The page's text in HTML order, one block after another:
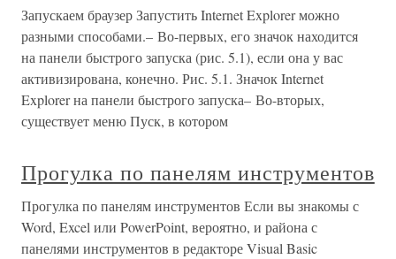
Запускаем браузер Запустить Internet Explorer можно
разными способами.– Во-первых, его значок находится
на панели быстрого запуска (рис. 5.1), если она у вас
активизирована, конечно. Рис. 5.1. Значок Internet
Explorer на панели быстрого запуска– Во-вторых,
существует меню Пуск, в котором
Прогулка по панелям инструментов
Прогулка по панелям инструментов Если вы знакомы с
Word, Excel или PowerPoint, вероятно, и района с
панелями инструментов в редакторе Visual Basic